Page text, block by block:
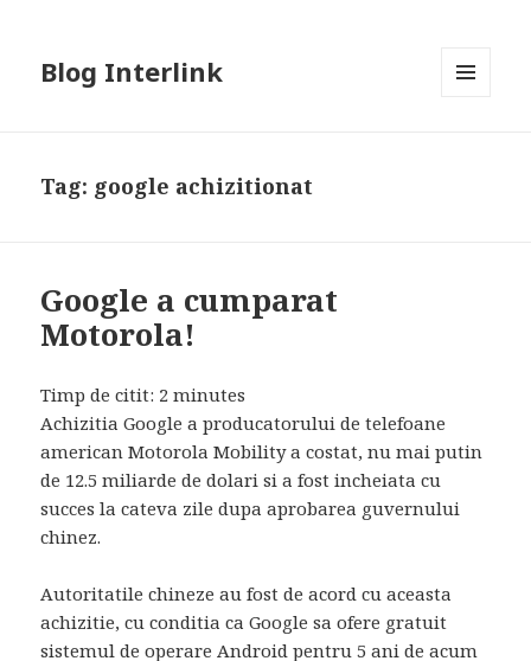
Blog Interlink
Tag: google achizitionat
Google a cumparat
Motorola!
Timp de citit: 2 minutes
Achizitia Google a producatorului de telefoane
american Motorola Mobility a costat, nu mai putin
de 12.5 miliarde de dolari si a fost incheiata cu
succes la cateva zile dupa aprobarea guvernului
chinez.
Autoritatile chineze au fost de acord cu aceasta
achizitie, cu conditia ca Google sa ofere gratuit
sistemul de operare Android pentru 5 ani de acum